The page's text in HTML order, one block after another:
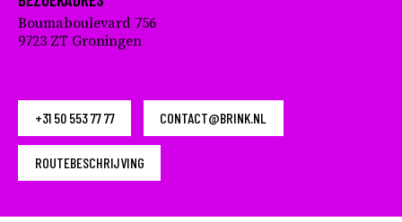
Boumaboulevard 756
9723 ZT Groningen
+31 50 553 77 77 CONTACT@BRINK.NL
ROUTEBESCHRIJVING